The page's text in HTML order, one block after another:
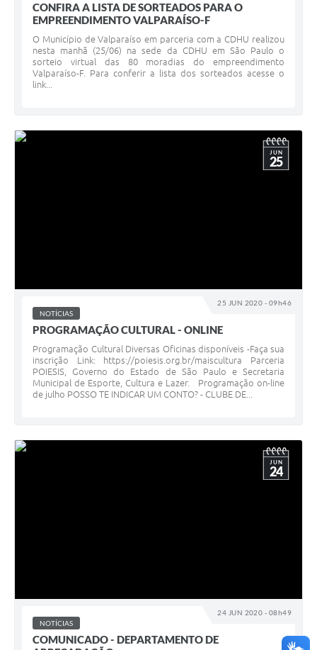
CONFIRA A LISTA DE SORTEADOS PARA O
EMPREENDIMENTO VALPARAÍSO-F
O Município de Valparaíso em parceria com a CDHU realizou
nesta manhã (25/06) na sede da CDHU em São Paulo o
sorteio virtual das 80 moradias do empreendimento
Valparaíso-F. Para conferir a lista dos sorteados acesse o
link...
25 JUN 2020 - 09h46
JUN
25
NOTÍCIAS
PROGRAMAÇÃO CULTURAL - ONLINE
Programação Cultural Diversas Oficinas disponíveis -Faça sua
inscrição Link: https://poiesis.org.br/maiscultura Parceria
POIESIS, Governo do Estado de São Paulo e Secretaria
Municipal de Esporte, Cultura e Lazer. Programação on-line
de julho POSSO TE INDICAR UM CONTO? - CLUBE DE...
24 JUN 2020 - 08h49
JUN
24
NOTÍCIAS
COMUNICADO - DEPARTAMENTO DE